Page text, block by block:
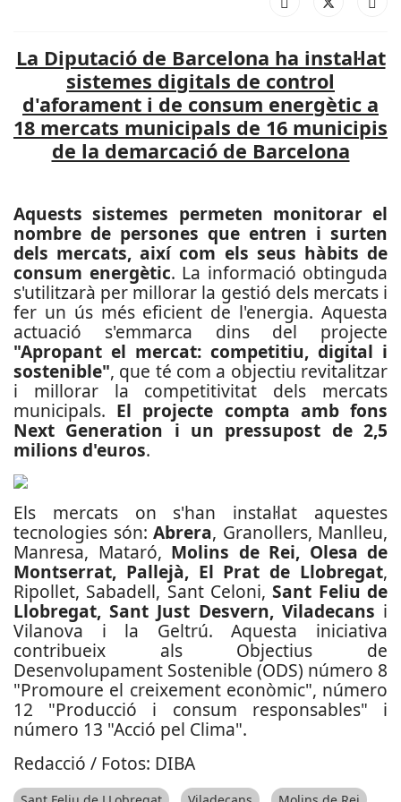
La Diputació de Barcelona ha instal·lat
sistemes digitals de control
d'aforament i de consum energètic a
18 mercats municipals de 16 municipis
de la demarcació de Barcelona
Aquests sistemes permeten monitorar el
nombre de persones que entren i surten
dels mercats, així com els seus hàbits de
consum energètic. La informació obtinguda
s'utilitzarà per millorar la gestió dels mercats i
fer un ús més eficient de l'energia. Aquesta
actuació s'emmarca dins del projecte
"Apropant el mercat: competitiu, digital i
sostenible", que té com a objectiu revitalitzar
i millorar la competitivitat dels mercats
municipals. El projecte compta amb fons
Next Generation i un pressupost de 2,5
milions d'euros.
Els mercats on s'han instal·lat aquestes
tecnologies són: Abrera, Granollers, Manlleu,
Manresa, Mataró, Molins de Rei, Olesa de
Montserrat, Pallejà, El Prat de Llobregat,
Ripollet, Sabadell, Sant Celoni,Sant Feliu de
Llobregat, Sant Just Desvern, Viladecans i
Vilanova i la Geltrú.Aquesta iniciativa
contribueix als Objectius de
Desenvolupament Sostenible (ODS) número 8
"Promoure el creixement econòmic", número
12 "Producció i consum responsables" i
número 13 "Acció pel Clima".
Redacció / Fotos: DIBA